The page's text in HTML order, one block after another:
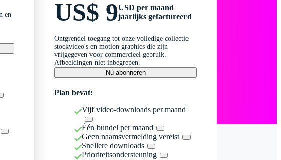
en
US$ 9USD per maand
jaarlijks gefactureerd
Ontgrendel toegang tot onze volledige collectie
stockvideo's en motion graphics die zijn
vrijgegeven voor commercieel gebruik.
Afbeeldingen niet inbegrepen.
Nu abonneren
Plan bevat:
Vijf video-downloads per maand
Één bundel per maand
Geen naamsvermelding vereist
Snellere downloads
Prioriteitsondersteuning